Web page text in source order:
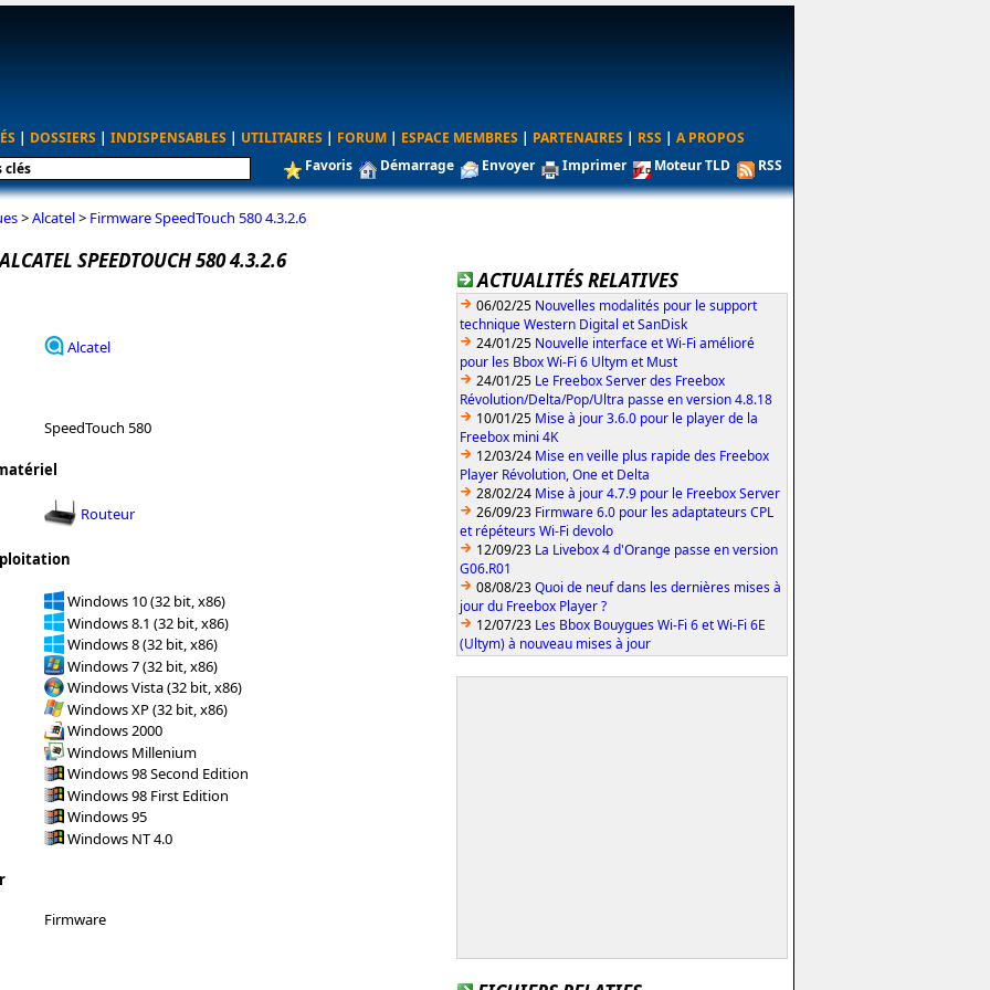
| DOSSIERS | INDISPENSABLES | UTILITAIRES | FORUM | ESPACE MEMBRES | PARTENAIRES | RSS | A PROPOS
Favoris
Démarrage Envoyer Imprimer Moteur TLD RSS
>Alcatel> Firmware SpeedTouch 580 4.3.2.6
SPEEDTOUCH 580 4.3.2.6
Alcatel
SpeedTouch 580
Routeur
Windows 10 (32 bit, x86)
Windows 8.1 (32 bit, x86)
Windows 8 (32 bit, x86)
Windows 7 (32 bit, x86)
Windows Vista (32 bit, x86)
Windows XP (32 bit, x86)
Windows 2000
Windows Millenium
Windows 98 Second Edition
Windows 98 First Edition
Windows 95
Windows NT 4.0
Firmware
ACTUALITÉS RELATIVES
06/02/25 Nouvelles modalités pour le support
technique Western Digital et SanDisk
24/01/25 Nouvelle interface et Wi-Fi amélioré
pour les Bbox Wi-Fi 6 Ultym et Must
24/01/25 Le Freebox Server des Freebox
Révolution/Delta/Pop/Ultra passe en version 4.8.18
10/01/25 Mise à jour 3.6.0 pour le player de la
Freebox mini 4K
12/03/24 Mise en veille plus rapide des Freebox
Player Révolution, One et Delta
28/02/24 Mise à jour 4.7.9 pour le Freebox Server
26/09/23 Firmware 6.0 pour les adaptateurs CPL
et répéteurs Wi-Fi devolo
12/09/23 La Livebox 4 d'Orange passe en version
G06.R01
08/08/23Quoi de neuf dans les dernières mises à
jour du Freebox Player ?
12/07/23 Les Bbox Bouygues Wi-Fi 6 et Wi-Fi 6E
(Ultym) à nouveau mises à jour